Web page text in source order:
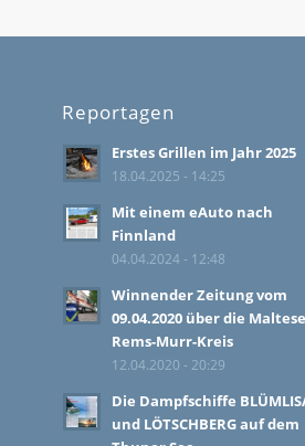
Reportagen
Erstes Grillen im Jahr 2025
18.04.2025 - 14:25
Mit einem eAuto nach
Finnland
04.04.2024 - 12:48
Winnender Zeitung vom
09.04.2020 über die
Rems-Murr-Kreis
12.04.2020 - 20:29
Die Dampfschiffe
und LÖTSCHBERG auf dem